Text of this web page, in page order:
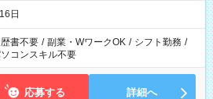
日
書不要 / 副業・WワークOK / シフト勤務 /
コンスキル不要
応募する 詳細へ